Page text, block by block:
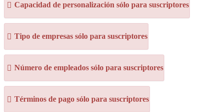
Capacidad de personalización sólo para suscriptores
Tipo de empresas sólo para suscriptores
Número de empleados sólo para suscriptores
Términos de pago sólo para suscriptores